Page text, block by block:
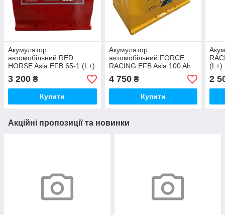
Акумулятор
автомобільний RED
HORSE Asia EFB 65-1 (L+)
3 200 ₴
Купити
Акумулятор
автомобільний FORCE
RACING EFB Asia 100 Ah
4 750₴
Купити
(L+)
2
Акційні пропозиції та новинки